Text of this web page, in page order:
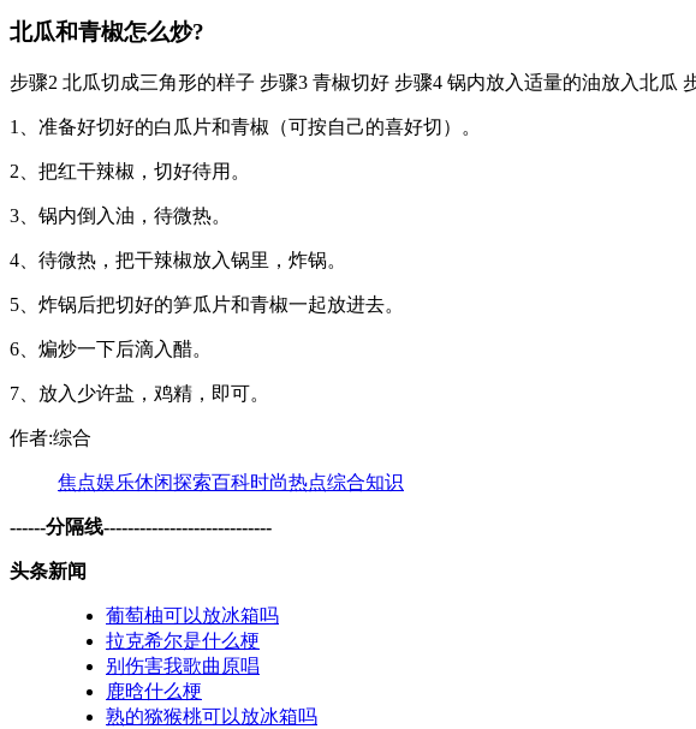
北瓜和青椒怎么炒?
步骤2 北瓜切成三角形的样子 步骤3 青椒切好 步骤4 锅内放入适量的油放入北
1、准备好切好的白瓜片和青椒（可按自己的喜好切）。
2、把红干辣椒，切好待用。
3、锅内倒入油，待微热。
4、待微热，把干辣椒放入锅里，炸锅。
5、炸锅后把切好的笋瓜片和青椒一起放进去。
6、煸炒一下后滴入醋。
7、放入少许盐，鸡精，即可。
作者:综合
焦点娱乐休闲探索百科时尚热点综合知识
------分隔线----------------------------
头条新闻
葡萄柚可以放冰箱吗
拉克希尔是什么梗
别伤害我歌曲原唱
鹿晗什么梗
熟的猕猴桃可以放冰箱吗